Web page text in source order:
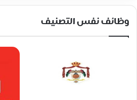
وظائف نفس التصنيف